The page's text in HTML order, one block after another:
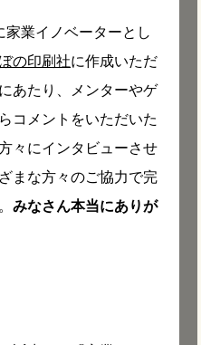
家業イノベーターとし
の印刷社に作成いただ
あたり、メンターやゲ
コメントをいただいた
々にインタビューさせ
まな方々のご協力で完
みなさん本当にありが